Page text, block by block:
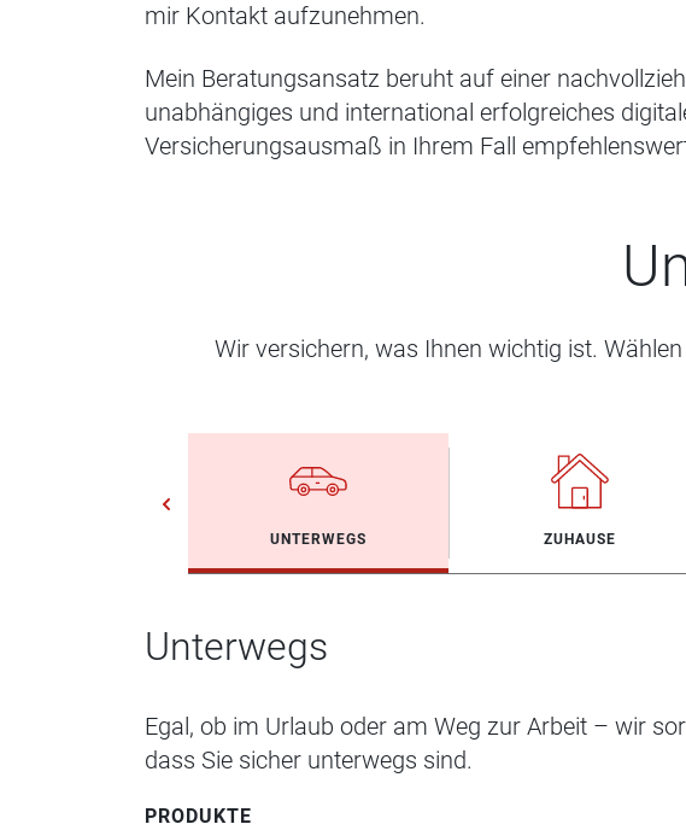
mir Kontakt aufzunehmen.
Mein Beratungsansatz beruht auf einer
unabhängiges und international erfolgreiches
Versicherungsausmaß in Ihrem Fall
Wir versichern, was Ihnen wichtig ist.
UNTERWEGS ZUHAUSE
Unterwegs
Egal, ob im Urlaub oder am Weg zur Arbeit – wir
dass Sie sicher unterwegs sind.
PRODUKTE